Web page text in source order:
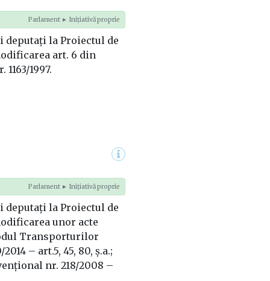
Parlament ► Inițiativă proprie
deputați la Proiectul de
art. 6 din
1997.
Parlament ► Inițiativă proprie
deputați la Proiectul de
unor acte
Transporturilor
– art.5, 45, 80, ș.a.;
nr. 218/2008 –